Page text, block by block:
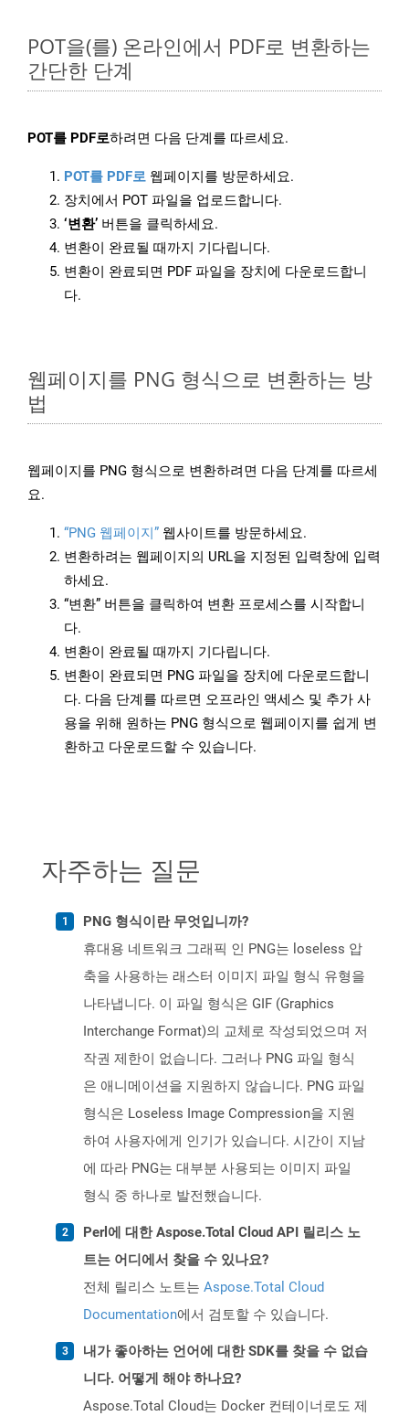
POT을(를) 온라인에서 PDF로 변환하는
간단한 단계
POT를 PDF로하려면 다음 단계를 따르세요.
POT를 PDF로 웹페이지를 방문하세요.
장치에서 POT 파일을 업로드합니다.
‘변환’ 버튼을 클릭하세요.
변환이 완료될 때까지 기다립니다.
변환이 완료되면 PDF 파일을 장치에 다운로드합니
다.
웹페이지를 PNG 형식으로 변환하는 방
법
웹페이지를 PNG 형식으로 변환하려면 다음 단계를 따르세
요.
“PNG 웹페이지” 웹사이트를 방문하세요.
변환하려는 웹페이지의 URL을 지정된 입력창에 입력
하세요.
“변환” 버튼을 클릭하여 변환 프로세스를 시작합니
다.
변환이 완료될 때까지 기다립니다.
변환이 완료되면 PNG 파일을 장치에 다운로드합니
다. 다음 단계를 따르면 오프라인 액세스 및 추가 사
용을 위해 원하는 PNG 형식으로 웹페이지를 쉽게 변
환하고 다운로드할 수 있습니다.
자주하는 질문
PNG 형식이란 무엇입니까?
휴대용 네트워크 그래픽 인 PNG는 loseless 압
축을 사용하는 래스터 이미지 파일 형식 유형을
나타냅니다. 이 파일 형식은 GIF (Graphics
Interchange Format)의 교체로 작성되었으며 저
작권 제한이 없습니다. 그러나 PNG 파일 형식
은 애니메이션을 지원하지 않습니다. PNG 파일
형식은 Loseless Image Compression을 지원
하여 사용자에게 인기가 있습니다. 시간이 지남
에 따라 PNG는 대부분 사용되는 이미지 파일
형식 중 하나로 발전했습니다.
Perl에 대한 Aspose.Total Cloud API 릴리스 노
트는 어디에서 찾을 수 있나요?
전체 릴리스 노트는 Aspose.Total Cloud
Documentation에서 검토할 수 있습니다.
내가 좋아하는 언어에 대한 SDK를 찾을 수 없습
니다. 어떻게 해야 하나요?
Aspose.Total Cloud는 Docker 컨테이너로도 제